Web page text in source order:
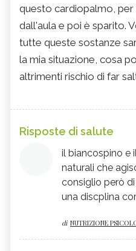
questo cardiopalmo,
dall'aula e poi è sparito.
tutte queste sostanze
la mia situazione, cosa
altrimenti rischio di far
Risposte di salute
il biancospino e
naturali che
consiglio però
una discplina
di NUTRIZIONE